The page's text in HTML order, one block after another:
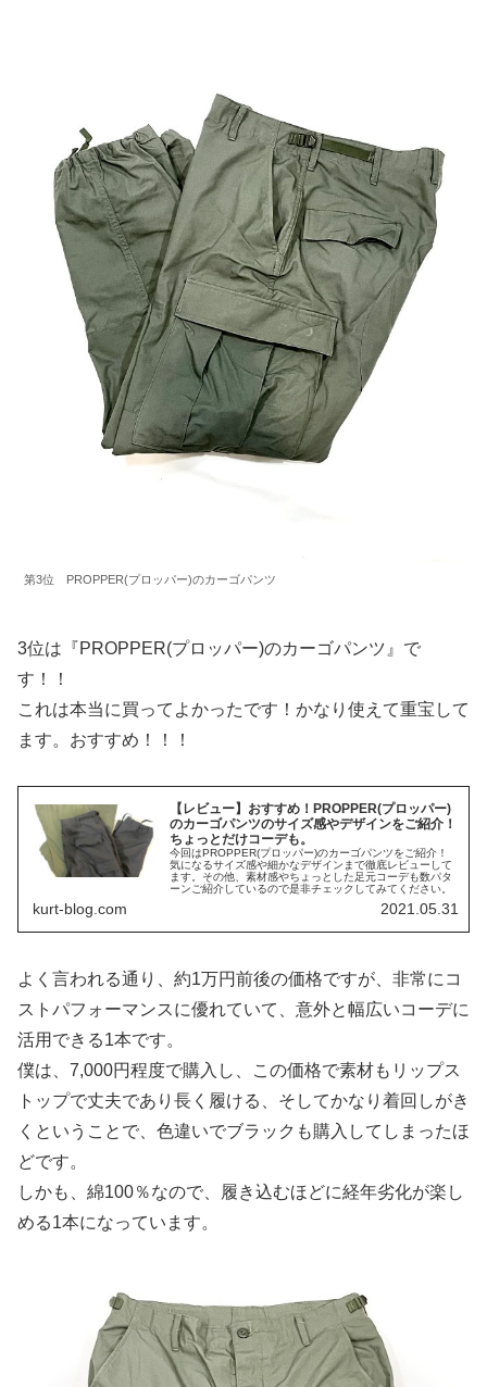
第3位 PROPPER(プロッパー)のカーゴパンツ
3位は『PROPPER(プロッパー)のカーゴパンツ』で
す！！
これは本当に買ってよかったです！かなり使えて重宝して
ます。おすすめ！！！
【レビュー】おすすめ！PROPPER(プロッパー)
のカーゴパンツのサイズ感やデザインをご紹介！
ちょっとだけコーデも。
今回はPROPPER(プロッパー)のカーゴパンツをご紹介！
気になるサイズ感や細かなデザインまで徹底レビューして
ます。その他、素材感やちょっとした足元コーデも数パタ
ーンご紹介しているので是非チェックしてみてください。
kurt-blog.com 2021.05.31
よく言われる通り、約1万円前後の価格ですが、非常にコ
ストパフォーマンスに優れていて、意外と幅広いコーデに
活用できる1本です。
僕は、7,000円程度で購入し、この価格で素材もリップス
トップで丈夫であり長く履ける、そしてかなり着回しがき
くということで、色違いでブラックも購入してしまったほ
どです。
しかも、綿100％なので、履き込むほどに経年劣化が楽し
める1本になっています。